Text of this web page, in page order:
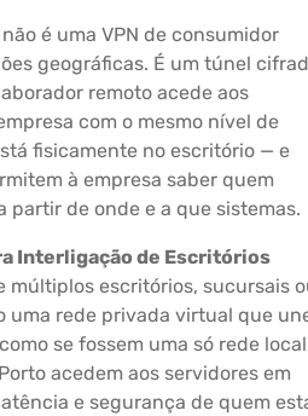
é uma VPN de consumidor
geográficas. É um túnel
remoto acede aos
com o mesmo nível de
fisicamente no escritório — e
à empresa saber quem
partir de onde e a que sistemas.
Interligação de Escritórios
múltiplos escritórios, sucursais
uma rede privada virtual que
se fossem uma só rede
acedem aos servidores em
e segurança de quem